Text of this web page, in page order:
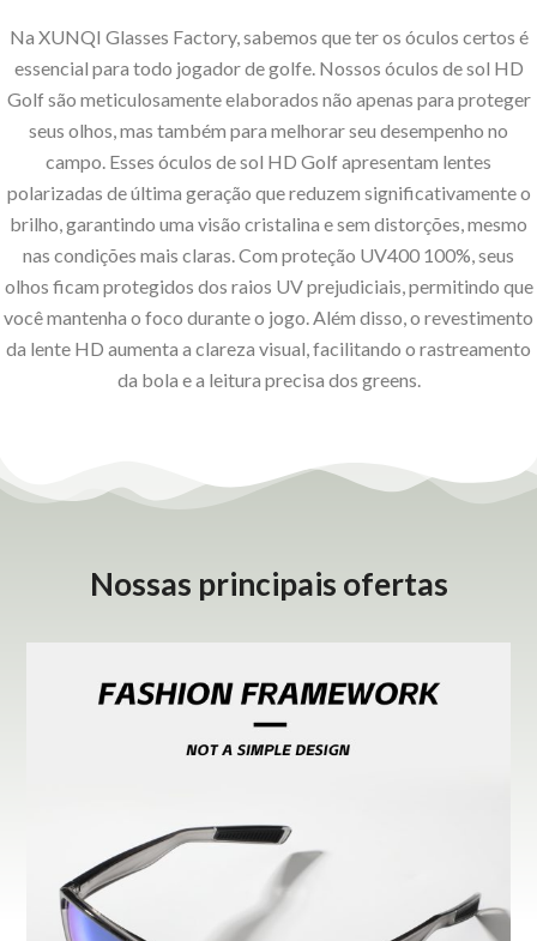
Na XUNQI Glasses Factory, sabemos que ter os óculos certos é
essencial para todo jogador de golfe. Nossos óculos de sol HD
Golf são meticulosamente elaborados não apenas para proteger
seus olhos, mas também para melhorar seu desempenho no
campo. Esses óculos de sol HD Golf apresentam lentes
polarizadas de última geração que reduzem significativamente o
brilho, garantindo uma visão cristalina e sem distorções, mesmo
nas condições mais claras. Com proteção UV400 100%, seus
olhos ficam protegidos dos raios UV prejudiciais, permitindo que
você mantenha o foco durante o jogo. Além disso, o revestimento
da lente HD aumenta a clareza visual, facilitando o rastreamento
da bola e a leitura precisa dos greens.
Nossas principais ofertas